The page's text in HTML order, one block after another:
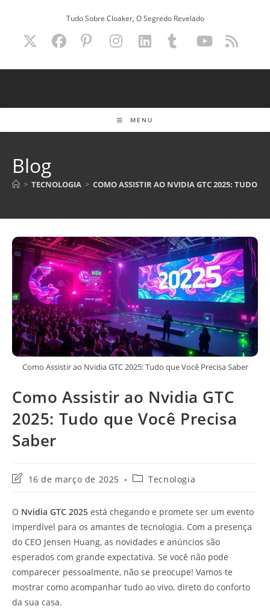
Tudo Sobre Cloaker, O Segredo Revelado
MENU
Blog
> TECNOLOGIA > COMO ASSISTIR AO NVIDIA GTC 2025: TUDO
Como Assistir ao Nvidia GTC 2025: Tudo que Você Precisa Saber
Como Assistir ao Nvidia GTC
2025: Tudo que Você Precisa
Saber
Última
post:
16 de março de 2025
Categoria
Tecnologia
O Nvidia GTC 2025 está chegando e promete ser um evento
imperdível para os amantes de tecnologia. Com a presença
do CEO Jensen Huang, as novidades e anúncios são
esperados com grande expectativa. Se você não pode
comparecer pessoalmente, não se preocupe! Vamos te
mostrar como acompanhar tudo ao vivo, direto do conforto
da sua casa.